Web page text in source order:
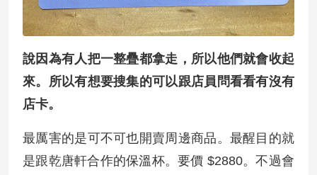
說因為有人把一整疊都拿走，所以他們就會收起
來。所以有想要搜集的可以跟店員問看看有沒有
店卡。
最厲害的是可不可也開賣周邊商品。最醒目的就
是跟乾唐軒合作的保溫杯。要價 $2880。不過會